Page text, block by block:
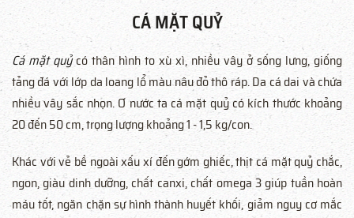
CÁ MẶT QUỶ
Cá mặt quỷcó thân hình to xù xì, nhiều vây ở sống lưng, giống
tảng đá với lớp da loang lổ màu nâu đỏ thô ráp. Da cá dai và chứa
nhiều vây sắc nhọn. Ơ nước ta cá mặt quỷ có kích thước khoảng
20 đến 50 cm, trọng lượng khoảng 1 - 1,5 kg/con.
Khác với vẻ bề ngoài xấu xí đến gớm ghiếc, thịt cá mặt quỷ chắc,
ngon, giàu dinh dưỡng, chất canxi, chất omega 3 giúp tuần hoàn
máu tốt, ngăn chặn sự hình thành huyết khối, giảm nguy cơ mắc